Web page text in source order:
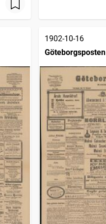
1902-10-16
Göteborgsposten